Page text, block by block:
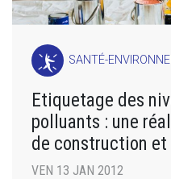
SANTÉ-
Etiquetage des
polluants : une
de construction
VEN 13 JAN 2012